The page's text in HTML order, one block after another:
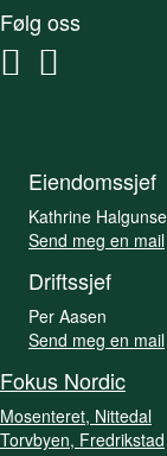
Følg oss
Eiendomssjef
Kathrine
Send meg en mail
Driftssjef
Per Aasen
Send meg en mail
Fokus Nordic
Mosenteret, Nittedal
Torvbyen, Fredrikstad